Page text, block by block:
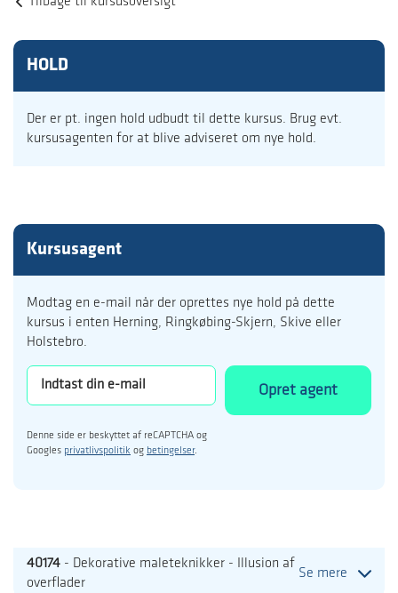
HOLD
Der er pt. ingen hold udbudt til dette kursus. Brug evt.
kursusagenten for at blive adviseret om nye hold.
Kursusagent
Modtag en e-mail når der oprettes nye hold på dette
kursus i enten Herning, Ringkøbing-Skjern, Skive eller
Holstebro.
Opret agent
Denne side er beskyttet af reCAPTCHA og
Googles privatlivspolitik og betingelser.
40174 - Dekorative maleteknikker - Illusion af
overflader
Se mere